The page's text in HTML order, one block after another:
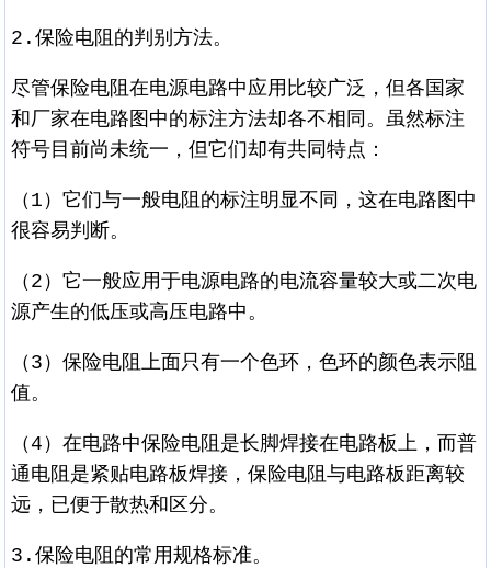
2.保险电阻的判别方法。
尽管保险电阻在电源电路中应用比较广泛，但各国家
和厂家在电路图中的标注方法却各不相同。虽然标注
符号目前尚未统一，但它们却有共同特点：
（1）它们与一般电阻的标注明显不同，这在电路图中
很容易判断。
（2）它一般应用于电源电路的电流容量较大或二次电
源产生的低压或高压电路中。
（3）保险电阻上面只有一个色环，色环的颜色表示阻
值。
（4）在电路中保险电阻是长脚焊接在电路板上，而普
通电阻是紧贴电路板焊接，保险电阻与电路板距离较
远，已便于散热和区分。
3.保险电阻的常用规格标准。